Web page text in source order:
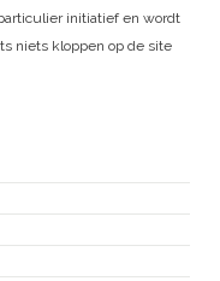
initiatief en wordt
niets kloppen op de site